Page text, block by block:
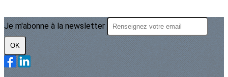
Je m'abonne à la newsletter
OK